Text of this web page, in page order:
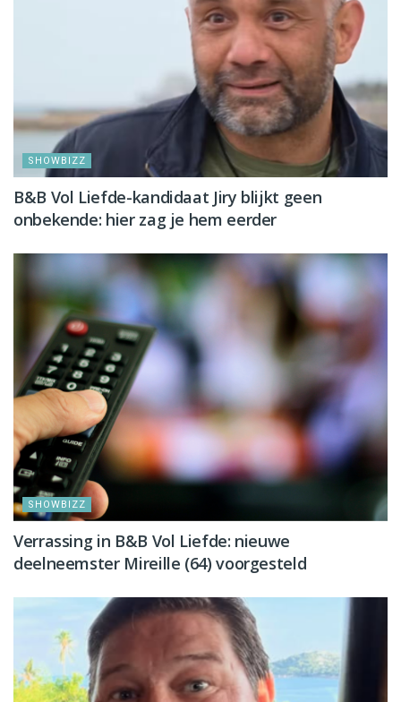
SHOWBIZZ
B&B Vol Liefde-kandidaat Jiry blijkt geen
onbekende: hier zag je hem eerder
SHOWBIZZ
Verrassing in B&B Vol Liefde: nieuwe
deelneemster Mireille (64) voorgesteld